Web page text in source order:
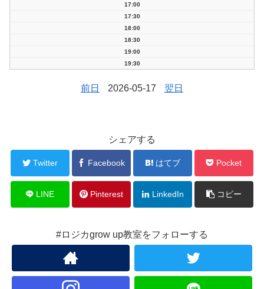
17:00
17:30
18:00
18:30
19:00
19:30
前日 2026-05-17 翌日
シェアする
Twitter Facebook はてブ Pocket
LINE Pinterest LinkedIn コピー
#ロジカgrow up教室をフォローする